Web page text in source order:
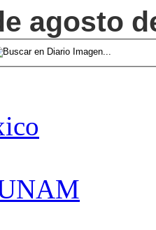
agosto